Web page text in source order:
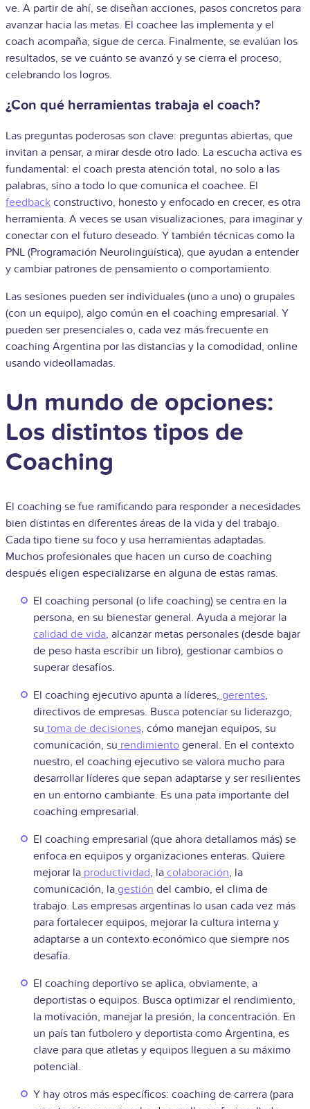
ve. A partir de ahí, se diseñan acciones, pasos concretos para
avanzar hacia las metas. El coachee las implementa y el
coach acompaña, sigue de cerca. Finalmente, se evalúan los
resultados, se ve cuánto se avanzó y se cierra el proceso,
celebrando los logros.
¿Con qué herramientas trabaja el coach?
Las preguntas poderosas son clave: preguntas abiertas, que
invitan a pensar, a mirar desde otro lado. La escucha activa es
fundamental: el coach presta atención total, no solo a las
palabras, sino a todo lo que comunica el coachee. El
feedback constructivo, honesto y enfocado en crecer, es otra
herramienta. A veces se usan visualizaciones, para imaginar y
conectar con el futuro deseado. Y también técnicas como la
PNL (Programación Neurolingüística), que ayudan a entender
y cambiar patrones de pensamiento o comportamiento.
Las sesiones pueden ser individuales (uno a uno) o grupales
(con un equipo), algo común en el coaching empresarial. Y
pueden ser presenciales o, cada vez más frecuente en
coaching Argentina por las distancias y la comodidad, online
usando videollamadas.
Un mundo de opciones:
Los distintos tipos de
Coaching
El coaching se fue ramificando para responder a necesidades
bien distintas en diferentes áreas de la vida y del trabajo.
Cada tipo tiene su foco y usa herramientas adaptadas.
Muchos profesionales que hacen un curso de coaching
después eligen especializarse en alguna de estas ramas.
El coaching personal (o life coaching) se centra en la
persona, en su bienestar general. Ayuda a mejorar la
calidad de vida, alcanzar metas personales (desde bajar
de peso hasta escribir un libro), gestionar cambios o
superar desafíos.
El coaching ejecutivo apunta a líderes, gerentes,
directivos de empresas. Busca potenciar su liderazgo,
su toma de decisiones, cómo manejan equipos, su
comunicación, su rendimiento general. En el contexto
nuestro, el coaching ejecutivo se valora mucho para
desarrollar líderes que sepan adaptarse y ser resilientes
en un entorno cambiante. Es una pata importante del
coaching empresarial.
El coaching empresarial (que ahora detallamos más) se
enfoca en equipos y organizaciones enteras. Quiere
mejorar la productividad, la colaboración, la
comunicación, la gestión del cambio, el clima de
trabajo. Las empresas argentinas lo usan cada vez más
para fortalecer equipos, mejorar la cultura interna y
adaptarse a un contexto económico que siempre nos
desafía.
El coaching deportivo se aplica, obviamente, a
deportistas o equipos. Busca optimizar el rendimiento,
la motivación, manejar la presión, la concentración. En
un país tan futbolero y deportista como Argentina, es
clave para que atletas y equipos lleguen a su máximo
potencial.
Y hay otros más específicos: coaching de carrera (para